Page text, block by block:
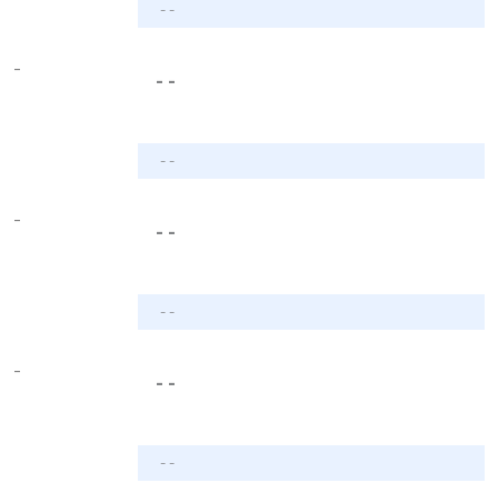
- -
-
- -
- -
-
- -
- -
-
- -
- -